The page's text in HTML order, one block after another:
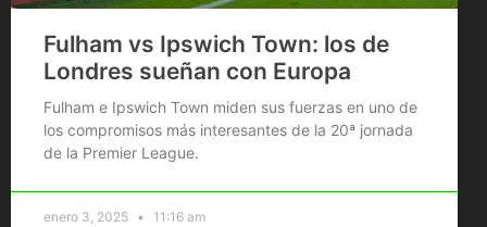
Fulham vs Ipswich Town: los de
Londres sueñan con Europa
Fulham e Ipswich Town miden sus fuerzas en uno de
los compromisos más interesantes de la 20ª jornada
de la Premier League.
enero 3, 2025 11:16 am